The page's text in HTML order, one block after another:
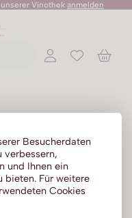
Besucherdaten
verbessern,
und Ihnen ein
bieten. Für weitere
Cookies
Vinothek anmelden